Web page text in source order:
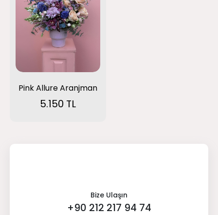
Pink Allure Aranjman
5.150 TL
Bize Ulaşın
+90 212 217 94 74